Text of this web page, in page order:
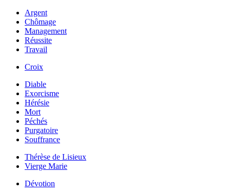
Argent
Chômage
Management
Réussite
Travail
Croix
Diable
Exorcisme
Hérésie
Mort
Péchés
Purgatoire
Souffrance
Thérèse de Lisieux
Vierge Marie
Dévotion